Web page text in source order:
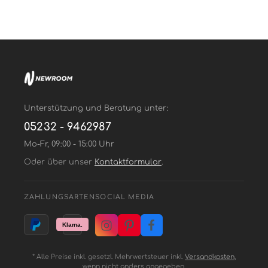
Unterstützung und Beratung unter:
05232 - 9462987
Mo-Fr, 09:00 - 15:00 Uhr
Oder über unser Kontaktformular.
ZAHLUNGSARTEN SOCIAL MEDIA
* Alle Preise inkl. gesetzl. Mehrwertsteuer inkl. Versandkosten,